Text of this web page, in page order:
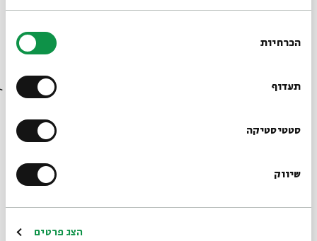
הסכמה
הכרחיות
תעדוף
סטטיסטיקה
שיווק
הצג פרטים